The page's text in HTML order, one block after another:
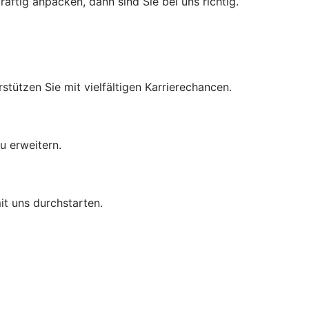
Sie mit vielfältigen Karrierechancen.
erweitern.
uns durchstarten.